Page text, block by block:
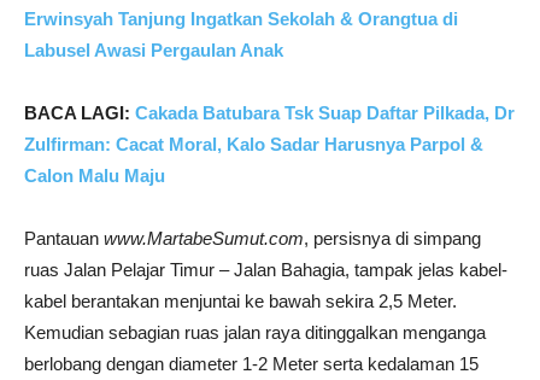
Erwinsyah Tanjung Ingatkan Sekolah & Orangtua di
Labusel Awasi Pergaulan Anak
BACA LAGI: Cakada Batubara Tsk Suap Daftar Pilkada, Dr
Zulfirman: Cacat Moral, Kalo Sadar Harusnya Parpol &
Calon Malu Maju
Pantauan www.MartabeSumut.com, persisnya di simpang
ruas Jalan Pelajar Timur – Jalan Bahagia, tampak jelas kabel-
kabel berantakan menjuntai ke bawah sekira 2,5 Meter.
Kemudian sebagian ruas jalan raya ditinggalkan menganga
berlobang dengan diameter 1-2 Meter serta kedalaman 15